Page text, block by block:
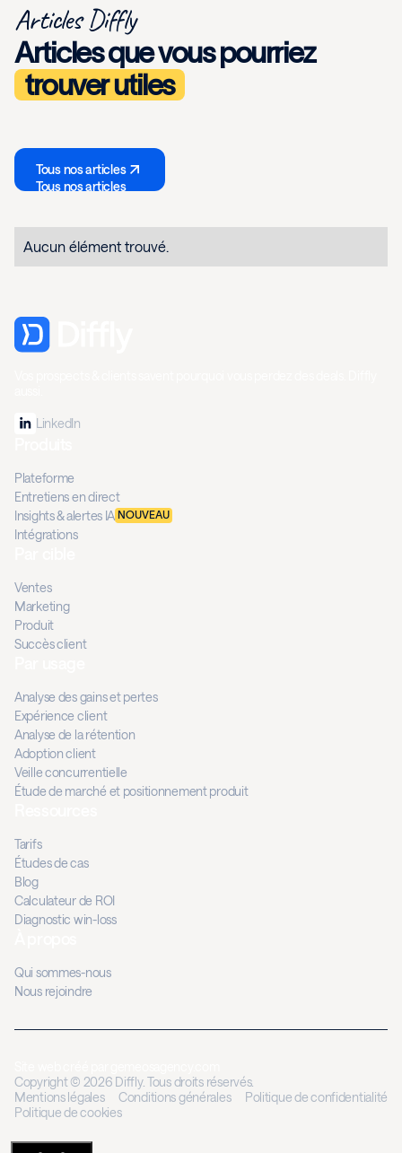
Articles Diffly
Articles que vous pourriez
trouver utiles
Tous nos articles
Tous nos articles
Aucun élément trouvé.
LinkedIn
Plateforme
Entretiens en direct
Insights & alertes IA NOUVEAU
Intégrations
Ventes
Marketing
Produit
Succès client
Analyse des gains et pertes
Expérience client
Analyse de la rétention
Adoption client
Veille concurrentielle
Étude de marché et positionnement produit
Tarifs
Études de cas
Blog
Calculateur de ROI
Diagnostic win-loss
Qui sommes-nous
Nous rejoindre
Copyright © 2026 Diffly. Tous droits réservés.
Mentions légales
Conditions générales
Politique de confidentialité
Politique de cookies